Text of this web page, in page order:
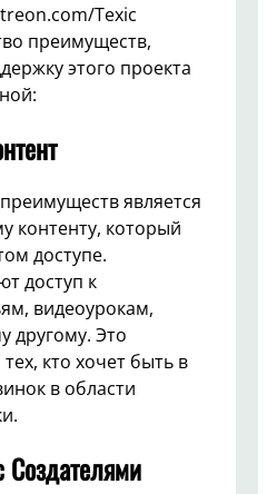
Texic
преимуществ,
этого проекта
является
контенту, который
доступе.
доступ к
видеоурокам,
другому. Это
кто хочет быть в
в области
Создателями